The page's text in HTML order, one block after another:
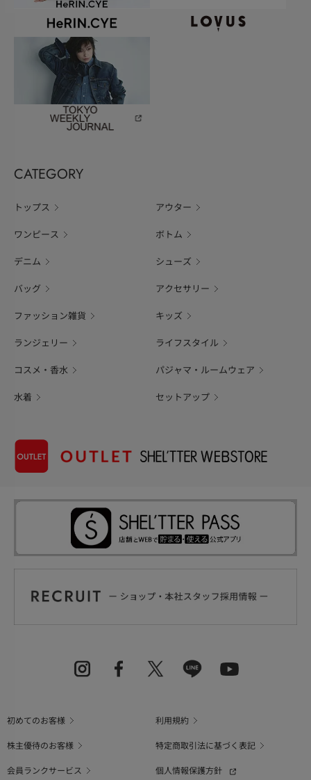
CATEGORY
トップス アウター
ワンピース ボトム
デニム シューズ
バッグ アクセサリー
ファッション雑貨 キッズ
ランジェリー ライフスタイル
コスメ・香水 パジャマ・ルームウェア
水着 セットアップ
初めてのお客様
利用規約
株主優待のお客様
特定商取引法に基づく表記
会員ランクサービス
個人情報保護方針